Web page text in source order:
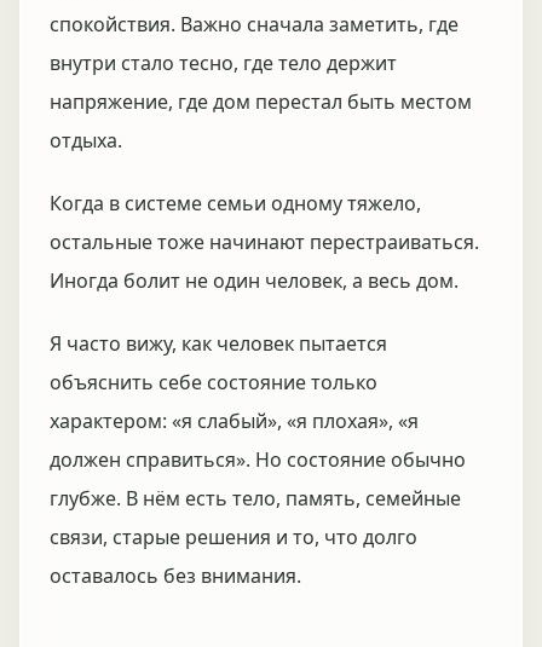
спокойствия. Важно сначала заметить, где
внутри стало тесно, где тело держит
напряжение, где дом перестал быть местом
отдыха.
Когда в системе семьи одному тяжело,
остальные тоже начинают перестраиваться.
Иногда болит не один человек, а весь дом.
Я часто вижу, как человек пытается
объяснить себе состояние только
характером: «я слабый», «я плохая», «я
должен справиться». Но состояние обычно
глубже. В нём есть тело, память, семейные
связи, старые решения и то, что долго
оставалось без внимания.